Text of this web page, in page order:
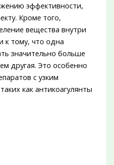
эффективности,
Кроме того,
вещества внутри
к тому, что одна
значительно больше
другая. Это особенно
с узким
как антикоагулянты